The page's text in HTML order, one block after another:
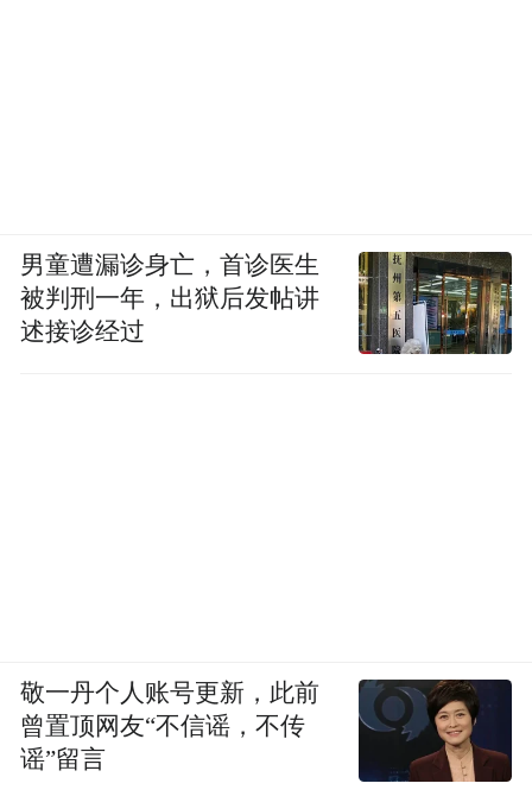
男童遭漏诊身亡，首诊医生
被判刑一年，出狱后发帖讲
述接诊经过
敬一丹个人账号更新，此前
曾置顶网友“不信谣，不传
谣”留言